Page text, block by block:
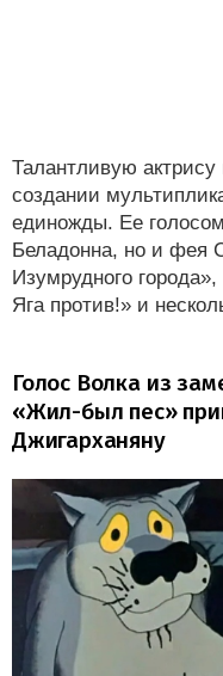
Талантливую актрису
создании
единожды. Ее
Беладонна, но и фея
Изумрудного
Яга против!» и
Голос Волка из
«Жил-был пес»
Джигарханяну